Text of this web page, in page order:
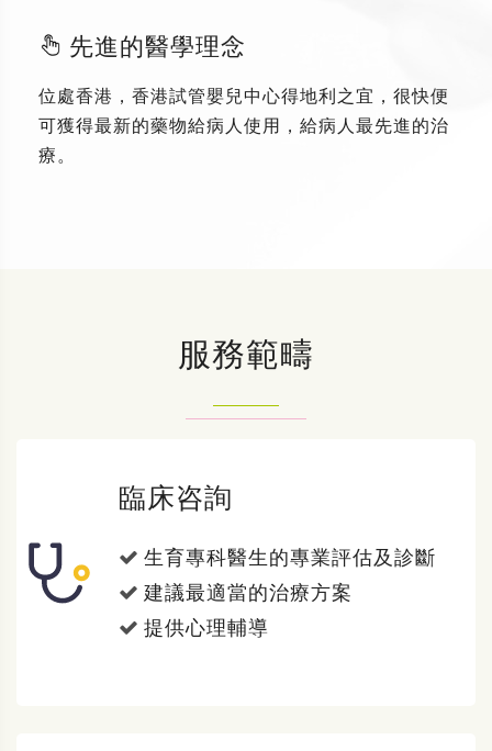
先進的醫學理念
位處香港，香港試管嬰兒中心得地利之宜，很快便
可獲得最新的藥物給病人使用，給病人最先進的治
療。
服務範疇
臨床咨詢
生育專科醫生的專業評估及診斷
建議最適當的治療方案
提供心理輔導